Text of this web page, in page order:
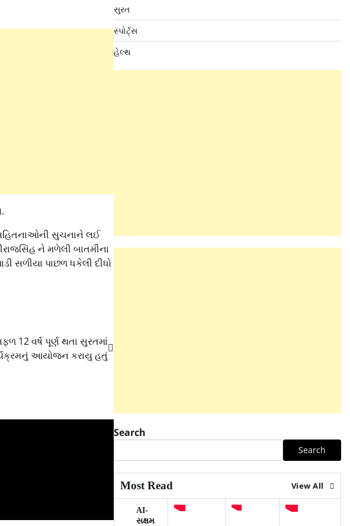
સુચનાને લઈ
ને મળેલી બાતમીના
સળીયા પાછળ ધકેલી દીધો
12 વર્ષ પૂર્ણ થતા સુરતમાં
આયોજન કરાયુ હતું
સુરત
સ્પોર્ટ્સ
હેલ્થ
Search
Search
Most Read View All
AI-
સક્ષમ